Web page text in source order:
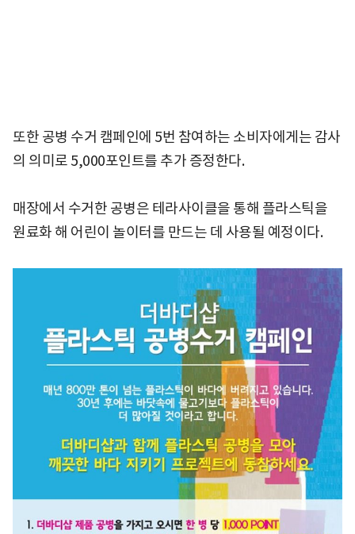
또한 공병 수거 캠페인에 5번 참여하는 소비자에게는 감사
의 의미로 5,000포인트를 추가 증정한다.
매장에서 수거한 공병은 테라사이클을 통해 플라스틱을
원료화 해 어린이 놀이터를 만드는 데 사용될 예정이다.